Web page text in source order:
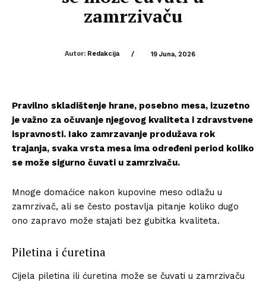
zamrzivaču
Autor: Redakcija / 19 Juna, 2026
Pravilno skladištenje hrane, posebno mesa, izuzetno
je važno za očuvanje njegovog kvaliteta i zdravstvene
ispravnosti. Iako zamrzavanje produžava rok
trajanja, svaka vrsta mesa ima određeni period koliko
se može sigurno čuvati u zamrzivaču.
Mnoge domaćice nakon kupovine meso odlažu u
zamrzivač, ali se često postavlja pitanje koliko dugo
ono zapravo može stajati bez gubitka kvaliteta.
Piletina i ćuretina
Cijela piletina ili ćuretina može se čuvati u zamrzivaču